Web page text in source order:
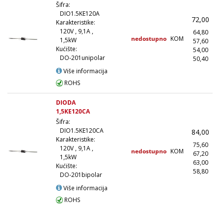
Šifra:
DIO1.5KE120A
Karakteristike:
120V , 9,1A ,
1,5kW
Kućište:
DO-201unipolar
Više informacija
ROHS
nedostupno KOM
72,00
64,80
57,60
54,00
50,40
DIODA
1,5KE120CA
Šifra:
DIO1.5KE120CA
Karakteristike:
120V , 9,1A ,
1,5kW
Kućište:
DO-201bipolar
Više informacija
ROHS
nedostupno KOM
84,00
75,60
67,20
63,00
58,80